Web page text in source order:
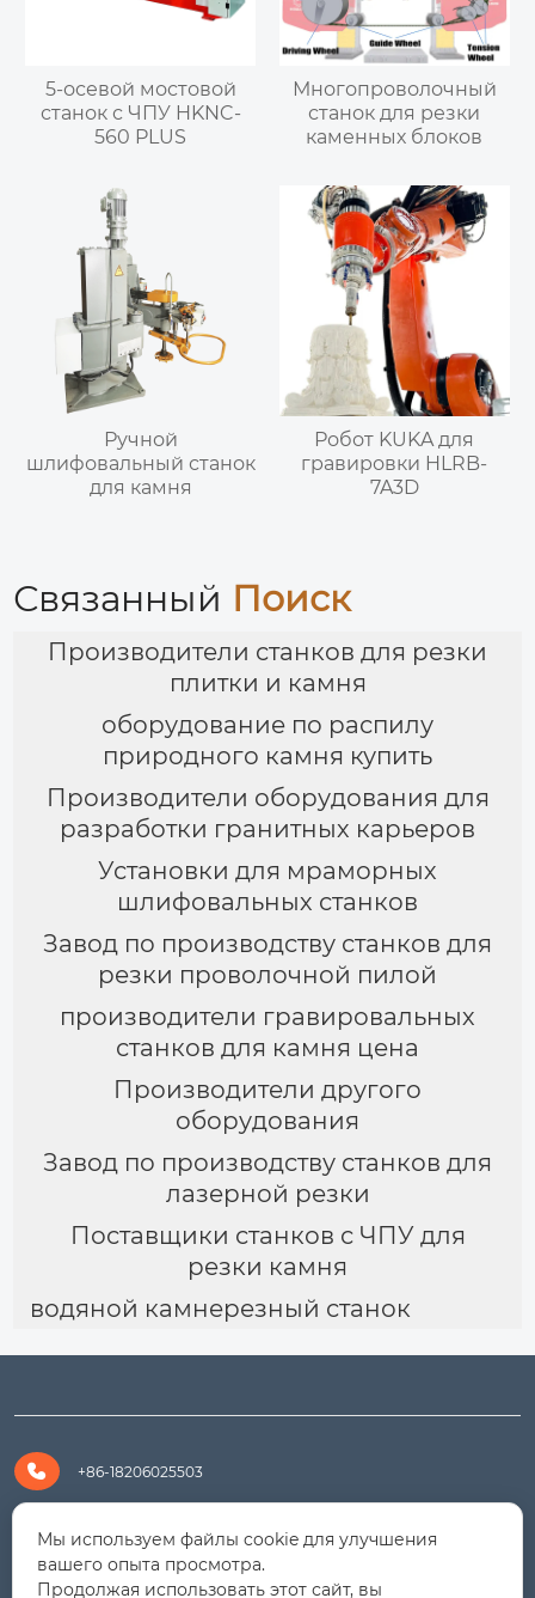
5-осевой мостовой
станок с ЧПУ HKNC-
560 PLUS
Многопроволочный
станок для резки
каменных блоков
Ручной
шлифовальный станок
для камня
Робот KUKA для
гравировки HLRB-
7A3D
Связанный Поиск
Производители станков для резки
плитки и камня
оборудование по распилу
природного камня купить
Производители оборудования для
разработки гранитных карьеров
Установки для мраморных
шлифовальных станков
Завод по производству станков для
резки проволочной пилой
производители гравировальных
станков для камня цена
Производители другого
оборудования
Завод по производству станков для
лазерной резки
Поставщики станков с ЧПУ для
резки камня
водяной камнерезный станок
 +86-18206025503
 +8618206025503
Мы используем файлы cookie для улучшения
вашего опыта просмотра.
Продолжая использовать этот сайт, вы